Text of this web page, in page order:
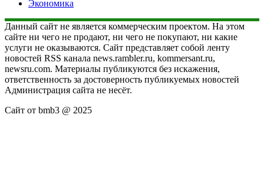
Экономика
Данный сайт не является коммерческим проектом. На этом
сайте ни чего не продают, ни чего не покупают, ни какие
услуги не оказываются. Сайт представляет собой ленту
новостей RSS канала news.rambler.ru, kommersant.ru,
newsru.com. Материалы публикуются без искажения,
ответственность за достоверность публикуемых новостей
Администрация сайта не несёт.
Сайт от bmb3 @ 2025